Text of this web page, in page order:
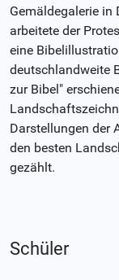
Gemäldegalerie in
arbeitete der
eine
deutschlandweite
zur Bibel"
Darstellungen der
den besten
gezählt.
Schüler